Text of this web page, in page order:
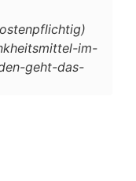
im-
geht-das-